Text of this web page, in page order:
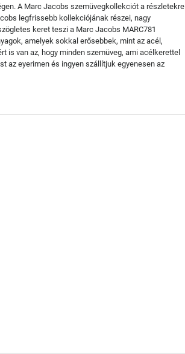
A Marc Jacobs szemüvegkollekciót a részletekre
legfrissebb kollekciójának részei, nagy
keret teszi a Marc Jacobs MARC781
amelyek sokkal erősebbek, mint az acél,
is van az, hogy minden szemüveg, ami acélkerettel
az eyerimen és ingyen szállítjuk egyenesen az